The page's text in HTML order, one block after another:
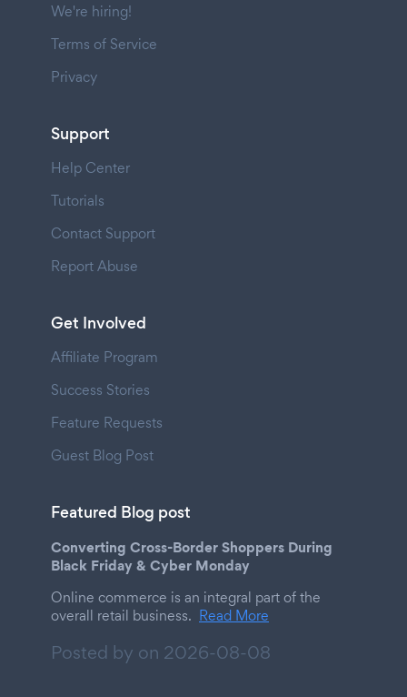
We're hiring!
Terms of Service
Privacy
Support
Help Center
Tutorials
Contact Support
Report Abuse
Get Involved
Affiliate Program
Success Stories
Feature Requests
Guest Blog Post
Featured Blog post
Converting Cross-Border Shoppers During
Black Friday & Cyber Monday
Online commerce is an integral part of the
overall retail business. Read More
Posted by on 2026-08-08